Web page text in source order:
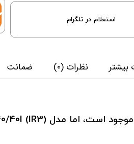
استعلام در تلگرام
بیشتر نظرات (0) ضمانت